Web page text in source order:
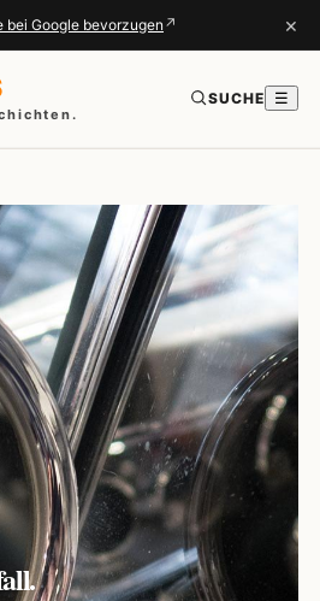
bei Google bevorzugen ↗ ×
SUCHE ☰